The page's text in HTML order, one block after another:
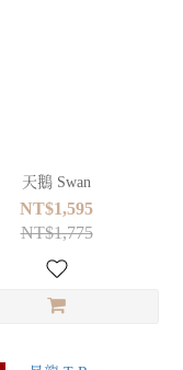
天鵝 Swan
NT$1,595
NT$1,775